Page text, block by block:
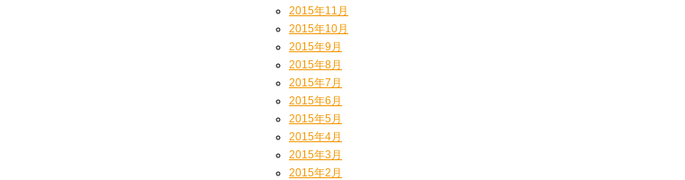
2015年11月
2015年10月
2015年9月
2015年8月
2015年7月
2015年6月
2015年5月
2015年4月
2015年3月
2015年2月